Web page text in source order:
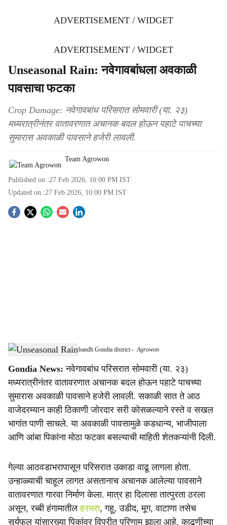
ADVERTISEMENT / WIDGET
ADVERTISEMENT / WIDGET
Unseasonal Rain: नवेगावबांधला अवकाळी
पावसाचा फटका
Crop Damage: नवेगावबांध परिसरात सोमवारी (या. २३)
मध्यरात्रीनंतर वातावरणात अचानक बदल होऊन पहाटे पाचच्या
सुमारास अवकाळी पावसाने हजेरी लावली.
Team Agrowon
Published on :27 Feb 2026, 10:00 PM IST
Updated on :27 Feb 2026, 10:00 PM IST
S
a
r
e
Unseasonal rain in Navegaonbandh Gondia district-Agrowon
Gondia News: नवेगावबांध परिसरात सोमवारी (या. २३)
मध्यरात्रीनंतर वातावरणात अचानक बदल होऊन पहाटे पाचच्या
सुमारास अवकाळी पावसाने हजेरी लावली. सकाळी सात ते आठ
वाजेदरम्यान काही ठिकाणी जोरदार सरी कोसळल्याने रस्ते व सखल
भागांत पाणी साचले. या अवकाळी पावसामुळे कडधान्य, भाजीपाला
आणि आंबा पिकांना मोठा फटका बसल्याची माहिती शेतकऱ्यांनी दिली.
गेल्या आठवडाभरापासून परिसरात उकाडा वाढू लागला होता.
उन्हाळ्याची चाहूल लागत असतानाच अचानक आलेल्या पावसाने
वातावरणात गारवा निर्माण केला. मात्र हा दिलासा तात्पुरता ठरला
असून, रब्बी हंगामातीलहरभरा, गहू, उडीद, मूग, वाटाणा तसेच
सूर्यफूल यांसारख्या पिकांवर विपरीत परिणाम झाला आहे. काढणीच्या